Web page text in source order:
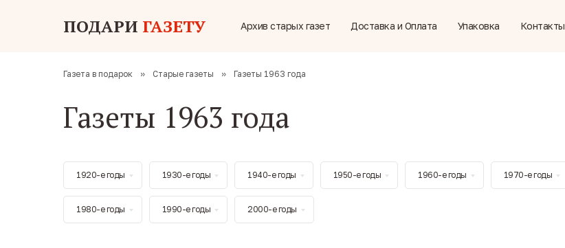
ПОДАРИ ГАЗЕТУ Архив старых газет Доставка и Оплата Упаковка Контакты
Газета в подарок » Старые газеты » Газеты 1963 года
Газеты 1963 года
1920-е годы 1930-е годы 1940-е годы 1950-е годы 1960-е годы 1970-е годы
1980-е годы 1990-е годы 2000-е годы